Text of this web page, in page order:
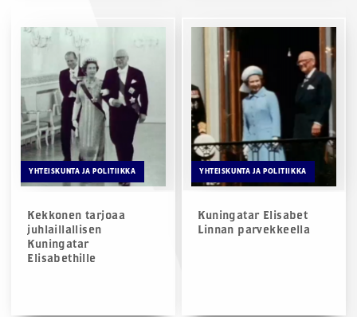
YHTEISKUNTA JA POLITIIKKA
Kekkonen tarjoaa
juhlaillallisen
Kuningatar
Elisabethille
YHTEISKUNTA JA POLITIIKKA
Kuningatar Elisabet
Linnan parvekkeella